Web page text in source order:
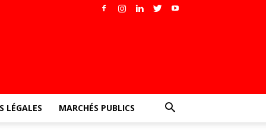
LÉGALES MARCHÉS PUBLICS